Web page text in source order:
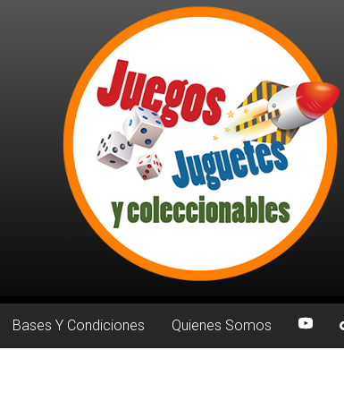
Bases Y Condiciones Quienes Somos